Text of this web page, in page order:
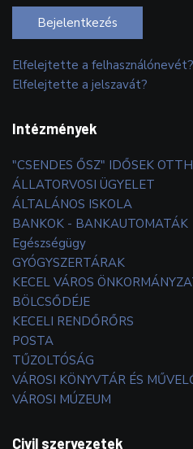
Bejelentkezés
Elfelejtette a felhasználónevét?
Elfelejtette a jelszavát?
Intézmények
"CSENDES ŐSZ" IDŐSEK
ÁLLATORVOSI ÜGYELET
ÁLTALÁNOS ISKOLA
BANKOK - BANKAUTOMATÁK
Egészségügy
GYÓGYSZERTÁRAK
KECEL VÁROS
BÖLCSŐDÉJE
KECELI RENDŐRŐRS
POSTA
TŰZOLTÓSÁG
VÁROSI KÖNYVTÁR ÉS
VÁROSI MÚZEUM
Civil szervezetek